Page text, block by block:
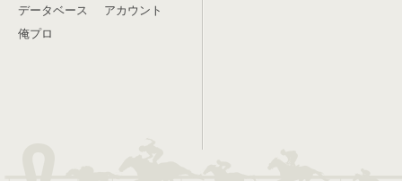
データベース
俺プロ
アカウント